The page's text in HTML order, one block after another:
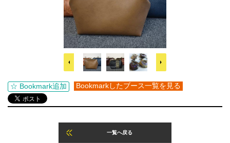
☆ Bookmark追加 Bookmarkしたブース一覧を見る
一覧へ戻る